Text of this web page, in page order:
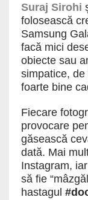
Suraj Sirohi
folosească
Samsung
facă mici
obiecte sau
simpatice,
foarte bine
Fiecare
provocare
găsească
dată. Mai
Instagram,
să fie
hastagul